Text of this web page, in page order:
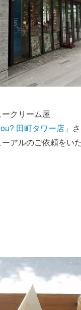
クリーム屋
田町タワー店」
アルのご依頼をい